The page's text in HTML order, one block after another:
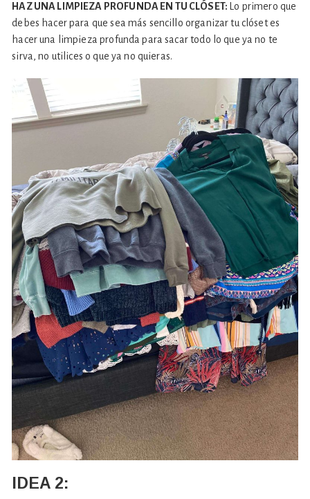
HAZ UNA LIMPIEZA PROFUNDA EN TU CLÓSET: Lo primero que
debes hacer para que sea más sencillo organizar tu clóset es
hacer una limpieza profunda para sacar todo lo que ya no te
sirva, no utilices o que ya no quieras.
IDEA 2: